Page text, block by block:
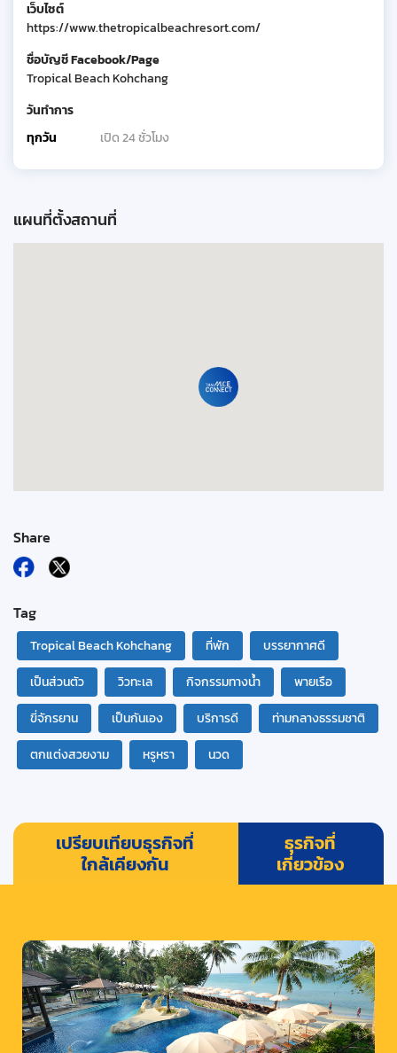
เว็บไซต์
https://www.thetropicalbeachresort.com/
ชื่อบัญชี Facebook/Page
Tropical Beach Kohchang
วันทำการ
ทุกวัน
เปิด 24 ชั่วโมง
แผนที่ตั้งสถานที่
Share
Tag
Tropical Beach Kohchang ที่พัก
บรรยากาศดี
เป็นส่วนตัว
วิวทะเล กิจกรรมทางน้ำ
พายเรือ
ขี่จักรยาน
เป็นกันเอง บริการดี
ท่ามกลางธรรมชาติ
ตกแต่งสวยงาม
หรูหรา นวด
เปรียบเทียบธุรกิจที่
ใกล้เคียงกัน
ธุรกิจที่
เกี่ยวข้อง